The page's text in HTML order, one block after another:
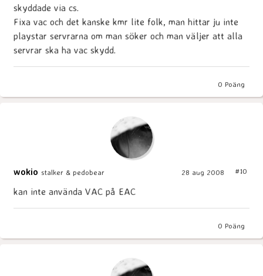
skyddade via cs.
Fixa vac och det kanske kmr lite folk, man hittar ju inte
playstar servrarna om man söker och man väljer att alla
servrar ska ha vac skydd.
0 Poäng
wokio stalker & pedobear 28 aug 2008 #10
kan inte använda VAC på EAC
0 Poäng